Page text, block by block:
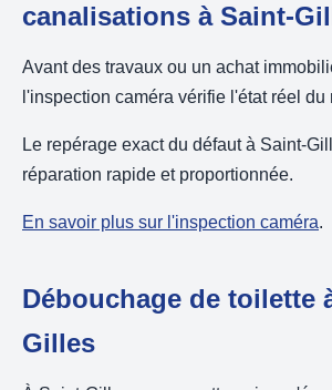
canalisations à Saint-
Avant des travaux ou un achat
l'inspection caméra vérifie l'état réel du
Le repérage exact du défaut à Saint-
réparation rapide et proportionnée.
En savoir plus sur l'inspection caméra.
Débouchage de toilette
Gilles